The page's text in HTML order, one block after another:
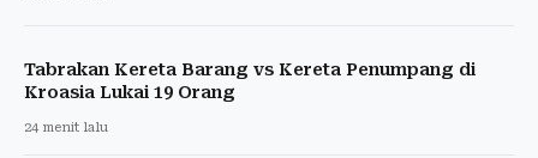
Tabrakan Kereta Barang vs Kereta Penumpang di
Kroasia Lukai 19 Orang
24 menit lalu